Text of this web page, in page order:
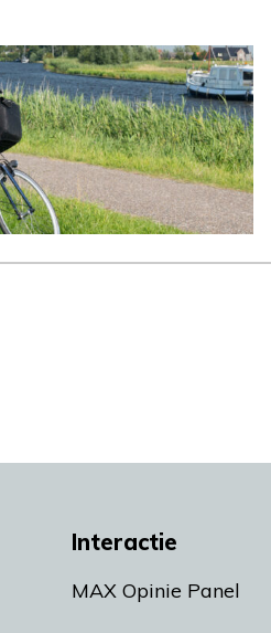
Interactie
MAX Opinie Panel